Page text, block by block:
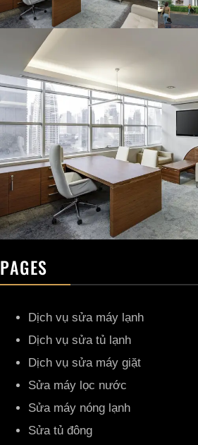
PAGES
Dịch vụ sửa máy lạnh
Dịch vụ sửa tủ lạnh
Dịch vụ sửa máy giặt
Sửa máy lọc nước
Sửa máy nóng lạnh
Sửa tủ đông